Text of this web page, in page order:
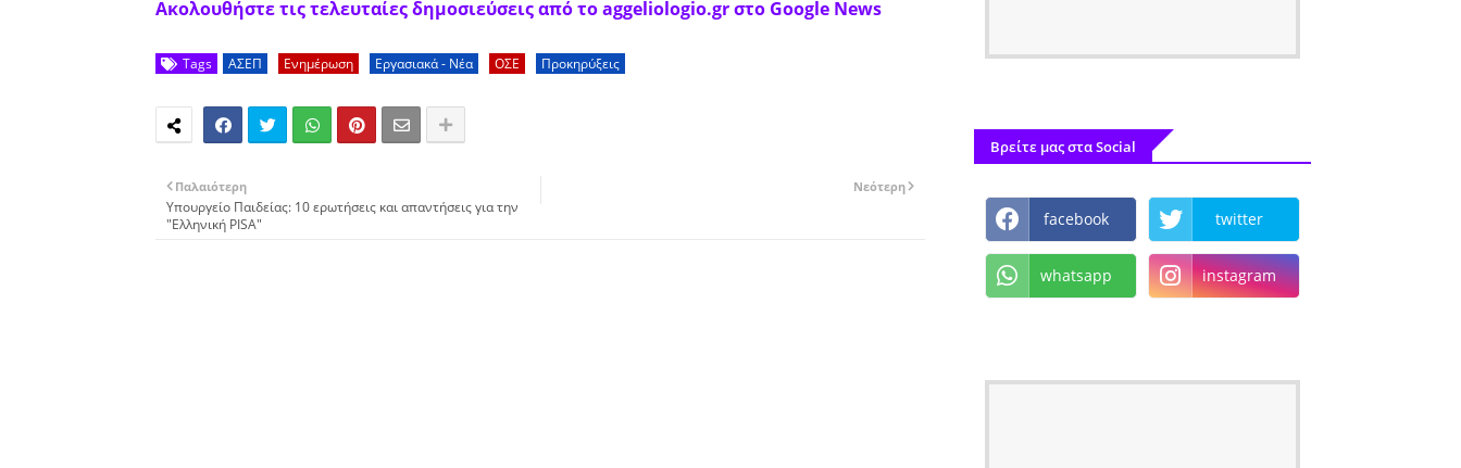
Ακολουθήστε τις τελευταίες δημοσιεύσεις από το aggeliologio.gr στο Google News
Tags ΑΣΕΠ Ενημέρωση Εργασιακά - Νέα ΟΣΕ Προκηρύξεις
Νεότερη
Παλαιότερη
Υπουργείο Παιδείας: 10 ερωτήσεις και απαντήσεις για την
"Ελληνική PISA"
Βρείτε μας στα Social
facebook twitter
whatsapp instagram